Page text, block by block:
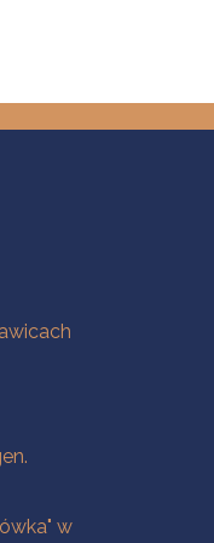
w